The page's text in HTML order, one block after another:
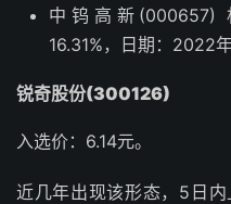
中钨高新(000657)
16.31%，日期：2022
锐奇股份(300126)
入选价：6.14元。
近几年出现该形态，5日